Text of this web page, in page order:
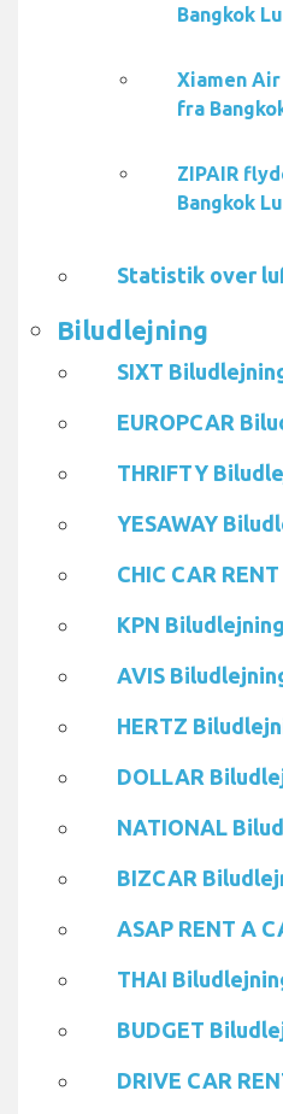
Bangkok
Xiamen
fra
ZIPAIR
Bangkok
Statistik over
Biludlejning
SIXT
EUROPCAR
THRIFTY
YESAWAY
CHIC CAR
KPN Biludlejning
AVIS
HERTZ
DOLLAR
NATIONAL
BIZCAR
ASAP RENT A
THAI
BUDGET
DRIVE CAR